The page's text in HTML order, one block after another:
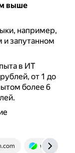
выше
например,
и запутанном
в ИТ
от 1 до
более 6
www.sravni.ru